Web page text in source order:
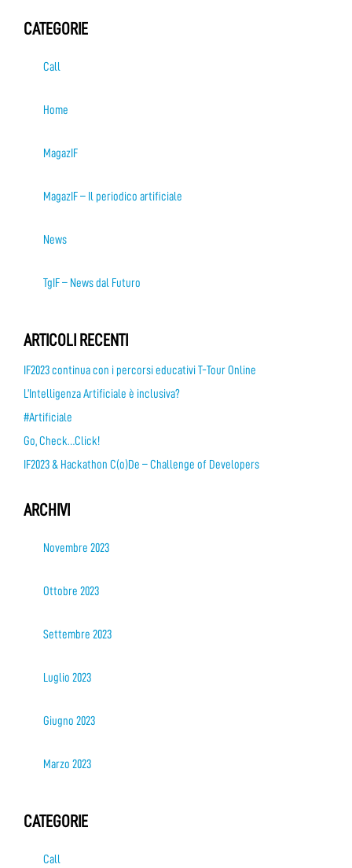
CATEGORIE
Call
Home
MagazIF
MagazIF – Il periodico artificiale
News
TgIF – News dal Futuro
ARTICOLI RECENTI
IF2023 continua con i percorsi educativi T-Tour Online
L’Intelligenza Artificiale è inclusiva?
#Artificiale
Go, Check…Click!
IF2023 & Hackathon C(o)De – Challenge of Developers
ARCHIVI
Novembre 2023
Ottobre 2023
Settembre 2023
Luglio 2023
Giugno 2023
Marzo 2023
CATEGORIE
Call